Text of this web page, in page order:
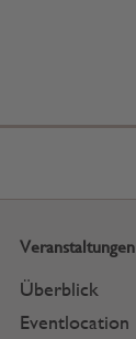
Veranstaltungen
Überblick
Eventlocation